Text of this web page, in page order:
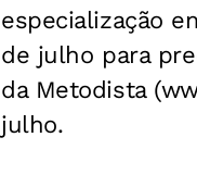
especialização
de julho para
da Metodista
julho.